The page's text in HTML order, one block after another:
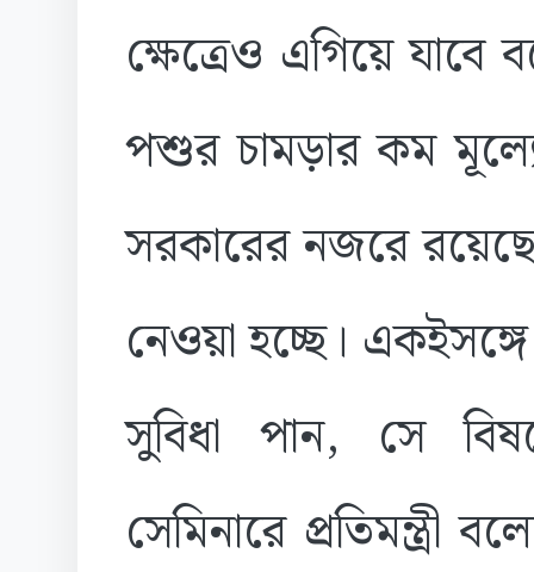
ক্ষেত্রেও এগিয়ে
পশুর চামড়ার কম
সরকারের নজরে
নেওয়া হচ্ছে।
সুবিধা পান, সে
সেমিনারে প্রতিমন্ত্রী